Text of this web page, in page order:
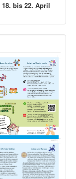
18. bis 22. April